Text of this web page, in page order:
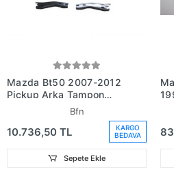
Mazda Bt50 2007-2012
Pickup Arka Tampon
Siyah (Plaka Takılan Tip)
(Adet) (Oem
Bfn
10.736,50 TL
KARGO
BEDAVA
Sepete Ekle